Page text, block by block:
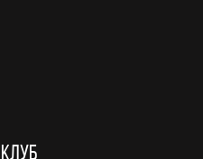
КЛУБ